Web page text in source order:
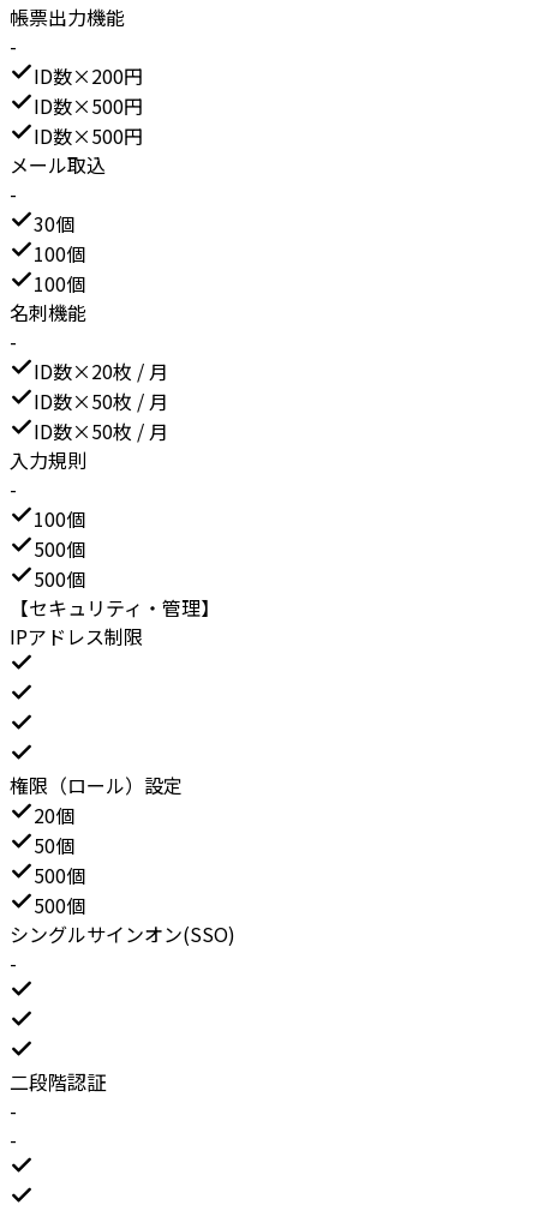
帳票出力機能
-
ID数×200円
ID数×500円
ID数×500円
メール取込
-
30個
100個
100個
名刺機能
-
ID数×20枚 / 月
ID数×50枚 / 月
ID数×50枚 / 月
入力規則
-
100個
500個
500個
【セキュリティ・管理】
IPアドレス制限
権限（ロール）設定
20個
50個
500個
500個
シングルサインオン(SSO)
-
二段階認証
-
-